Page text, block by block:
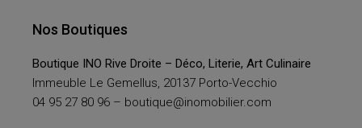
Nos Boutiques
Boutique INO Rive Droite – Déco, Literie, Art Culinaire
Immeuble Le Gemellus, 20137 Porto-Vecchio
04 95 27 80 96 – boutique@inomobilier.com